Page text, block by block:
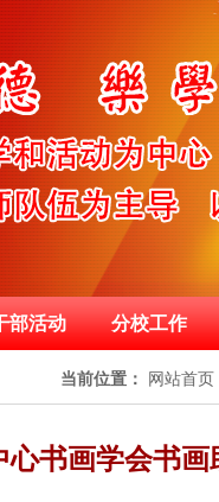
部活动 分校工作
当前位置： 网站首页
书画学会书